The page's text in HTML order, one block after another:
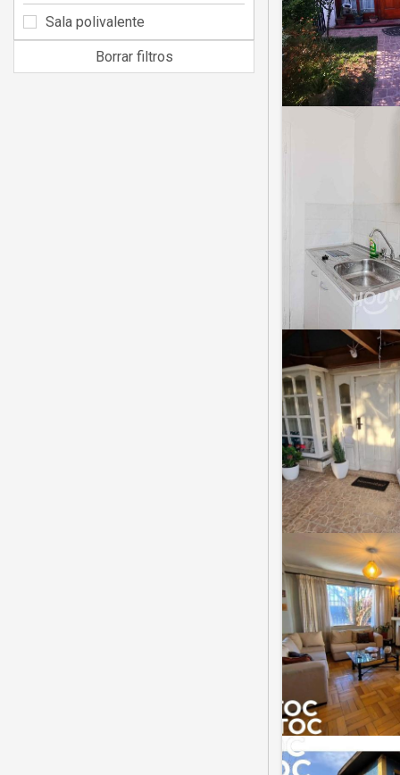
Sala polivalente
Borrar filtros